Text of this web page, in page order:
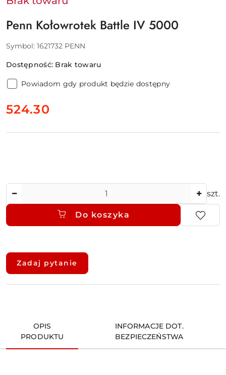
Penn Kołowrotek Battle IV 5000
Symbol: 1621732 PENN
Dostępność: Brak towaru
Powiadom gdy produkt będzie dostępny
cena:
524.30
szt.
Do koszyka
Dostępność
dostawa
Zadaj pytanie
OPIS
PRODUKTU
INFORMACJE DOT.
BEZPIECZEŃSTWA